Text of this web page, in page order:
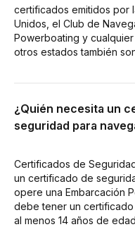
certificados emitidos por
Unidos, el Club de
Powerboating y
otros estados también
¿Quién necesita un
seguridad para
Certificados de
un certificado de
opere una Embarcación
debe tener un
al menos 14 años de